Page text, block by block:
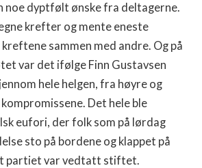
noe dyptfølt ønske fra deltagerne.
krefter og mente eneste
sammen med andre. Og på
var det ifølge Finn Gustavsen
hele helgen, fra høyre og
Det hele ble
eufori, der folk som på lørdag
sto på bordene og klappet på
partiet var vedtatt stiftet.